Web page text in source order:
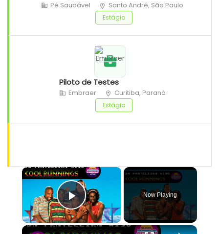
Pé Saudável Santo André, São Paulo
Estágio
Piloto de Testes
Embraer Curitiba, Paraná
Estágio
×
Play Video
Now Playing
×